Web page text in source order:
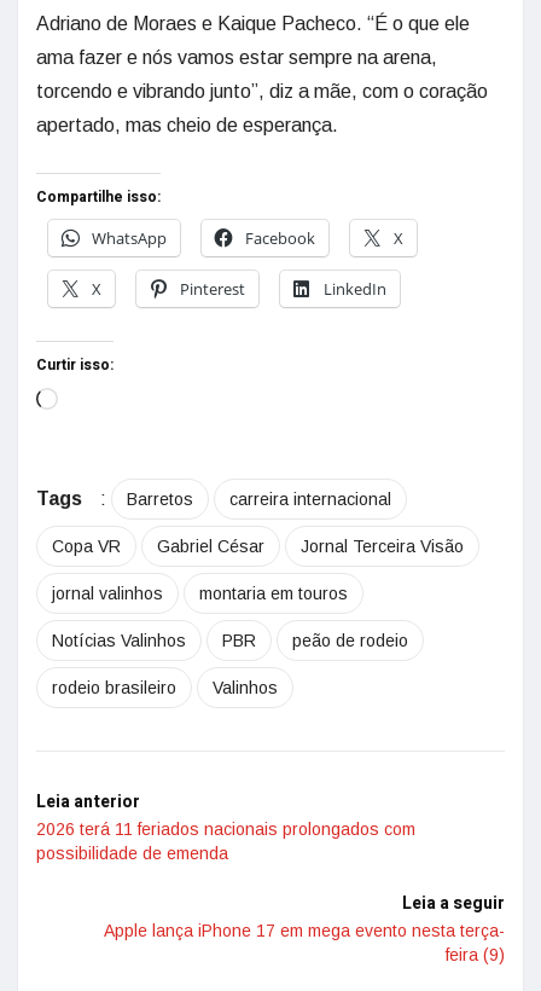
Adriano de Moraes e Kaique Pacheco. “É o que ele
ama fazer e nós vamos estar sempre na arena,
torcendo e vibrando junto”, diz a mãe, com o coração
apertado, mas cheio de esperança.
Compartilhe isso:
WhatsApp
Facebook X
X Pinterest LinkedIn
Curtir isso:
Tags : Barretos carreira internacional
Copa VR Gabriel César Jornal Terceira Visão
jornal valinhos montaria em touros
Notícias Valinhos PBR peão de rodeio
rodeio brasileiro Valinhos
Leia anterior
2026 terá 11 feriados nacionais prolongados com
possibilidade de emenda
Leia a seguir
Apple lança iPhone 17 em mega evento nesta terça-
feira (9)